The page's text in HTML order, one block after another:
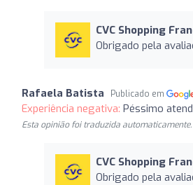
CVC Shopping
Obrigado pela
Rafaela Batista Publicado em
Experiência negativa: Péssimo
Esta opinião foi traduzida
CVC Shopping
Obrigado pela